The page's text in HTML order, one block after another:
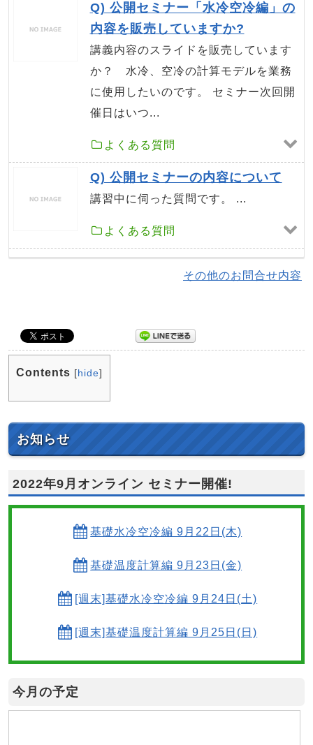
Q) 公開セミナー「水冷空冷編」の
内容を販売していますか?
講義内容のスライドを販売しています
か？ 水冷、空冷の計算モデルを業務
に使用したいのです。 セミナー次回開
催日はいつ...
よくある質問
Q) 公開セミナーの内容について
講習中に伺った質問です。 ...
よくある質問
その他のお問合せ内容
Contents [hide]
お知らせ
2022年9月オンライン セミナー開催!
基礎水冷空冷編 9月22日(木)
基礎温度計算編 9月23日(金)
[週末]基礎水冷空冷編 9月24日(土)
[週末]基礎温度計算編 9月25日(日)
今月の予定